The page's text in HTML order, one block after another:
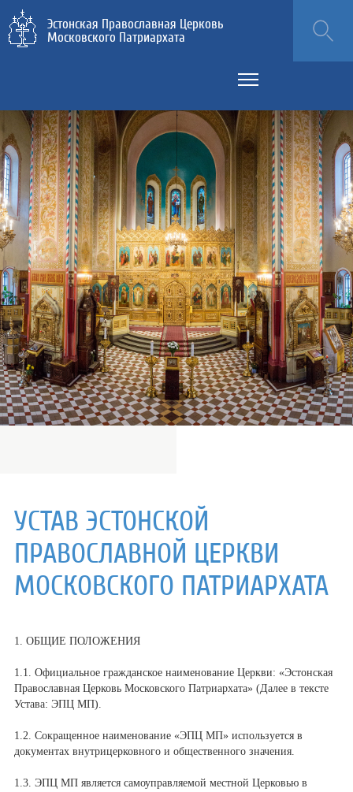
Эстонская Православная Церковь
Московского Патриархата
УСТАВ ЭСТОНСКОЙ
ПРАВОСЛАВНОЙ ЦЕРКВИ
МОСКОВСКОГО ПАТРИАРХАТА
1. ОБЩИЕ ПОЛОЖЕНИЯ
1.1. Официальное гражданское наименование Церкви: «Эстонская
Православная Церковь Московского Патриархата» (Далее в тексте
Устава: ЭПЦ МП).
1.2. Сокращенное наименование «ЭПЦ МП» используется в
документах внутрицерковного и общественного значения.
1.3. ЭПЦ МП является самоуправляемой местной Церковью в